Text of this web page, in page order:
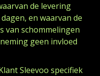
de levering
en waarvan de
van schommelingen
geen invloed
Sleevoo specifiek